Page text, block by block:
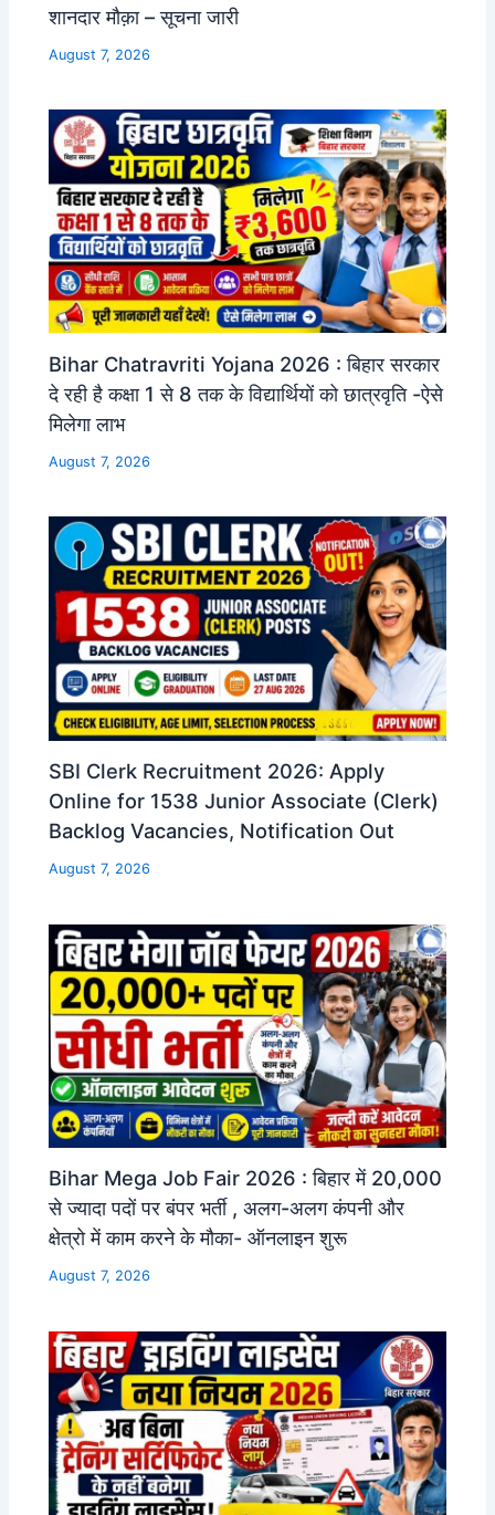
शानदार मौक़ा – सूचना जारी
August 7, 2026
Bihar Chatravriti Yojana 2026 : बिहार सरकार
दे रही है कक्षा 1 से 8 तक के विद्यार्थियों को छात्रवृति -ऐसे
मिलेगा लाभ
August 7, 2026
SBI Clerk Recruitment 2026: Apply
Online for 1538 Junior Associate (Clerk)
Backlog Vacancies, Notification Out
August 7, 2026
Bihar Mega Job Fair 2026 : बिहार में 20,000
से ज्यादा पदों पर बंपर भर्ती , अलग-अलग कंपनी और
क्षेत्रो में काम करने के मौका- ऑनलाइन शुरू
August 7, 2026